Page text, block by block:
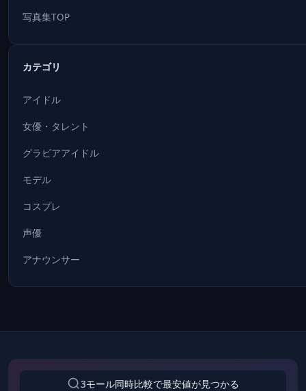
写真集TOP
カテゴリ
アイドル
女優・タレント
グラビアアイドル
モデル
コスプレ
声優
アナウンサー
3モール同時比較で最安値が見つかる